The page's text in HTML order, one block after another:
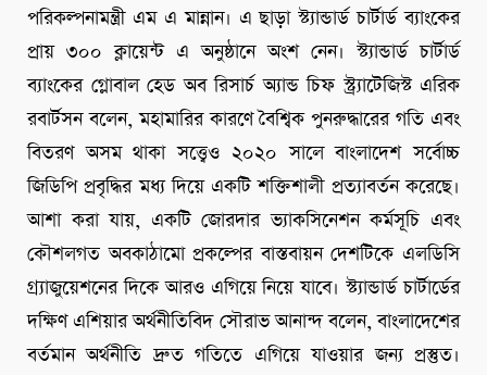
পরিকল্পনামন্ত্রী এম এ মান্নান। এ ছাড়া স্ট্যান্ডার্ড চার্টার্ড ব্যাংকের
প্রায় ৩০০ ক্লায়েন্ট এ অনুষ্ঠানে অংশ নেন। স্ট্যান্ডার্ড চার্টার্ড
ব্যাংকের গ্লোবাল হেড অব রিসার্চ অ্যান্ড চিফ স্ট্র্যাটেজিস্ট এরিক
রবার্টসন বলেন, মহামারির কারণে বৈশ্বিক পুনরুদ্ধারের গতি এবং
বিতরণ অসম থাকা সত্ত্বেও ২০২০ সালে বাংলাদেশ সর্বোচ্চ
জিডিপি প্রবৃদ্ধির মধ্য দিয়ে একটি শক্তিশালী প্রত্যাবর্তন করেছে।
আশা করা যায়, একটি জোরদার ভ্যাকসিনেশন কর্মসূচি এবং
কৌশলগত অবকাঠামো প্রকল্পের বাস্তবায়ন দেশটিকে এলডিসি
গ্র্যাজুয়েশনের দিকে আরও এগিয়ে নিয়ে যাবে। স্ট্যান্ডার্ড চার্টার্ডের
দক্ষিণ এশিয়ার অর্থনীতিবিদ সৌরাভ আনান্দ বলেন, বাংলাদেশের
বর্তমান অর্থনীতি দ্রুত গতিতে এগিয়ে যাওয়ার জন্য প্রস্তুত।